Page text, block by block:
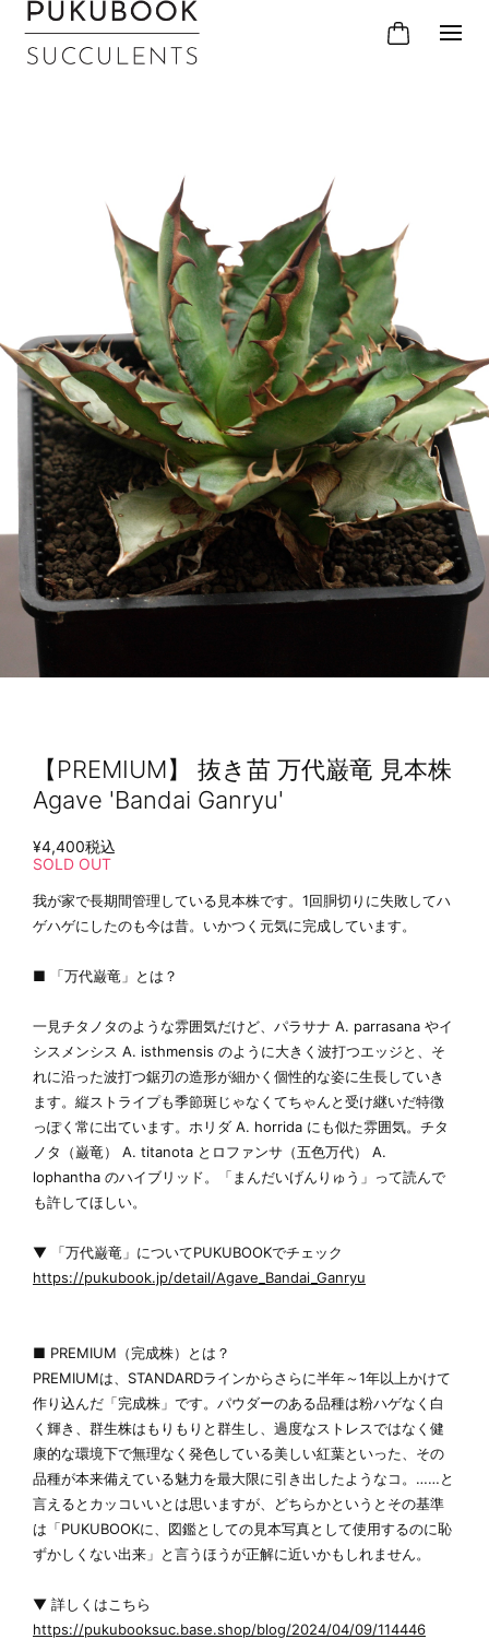
【PREMIUM】 抜き苗 万代巌竜 見本株
Agave 'Bandai Ganryu'
¥4,400税込
SOLD OUT
我が家で長期間管理している見本株です。1回胴切りに失敗してハ
ゲハゲにしたのも今は昔。いかつく元気に完成しています。
■ 「万代巌竜」とは？
一見チタノタのような雰囲気だけど、パラサナ A. parrasana やイ
シスメンシス A. isthmensis のように大きく波打つエッジと、そ
れに沿った波打つ鋸刃の造形が細かく個性的な姿に生長していき
ます。縦ストライプも季節斑じゃなくてちゃんと受け継いだ特徴
っぽく常に出ています。ホリダ A. horrida にも似た雰囲気。チタ
ノタ（巌竜） A. titanota とロファンサ（五色万代） A.
lophantha のハイブリッド。「まんだいげんりゅう」って読んで
も許してほしい。
▼ 「万代巌竜」についてPUKUBOOKでチェック
https://pukubook.jp/detail/Agave_Bandai_Ganryu
■ PREMIUM（完成株）とは？
PREMIUMは、STANDARDラインからさらに半年～1年以上かけて
作り込んだ「完成株」です。パウダーのある品種は粉ハゲなく白
く輝き、群生株はもりもりと群生し、過度なストレスではなく健
康的な環境下で無理なく発色している美しい紅葉といった、その
品種が本来備えている魅力を最大限に引き出したようなコ。……と
言えるとカッコいいとは思いますが、どちらかというとその基準
は「PUKUBOOKに、図鑑としての見本写真として使用するのに恥
ずかしくない出来」と言うほうが正解に近いかもしれません。
▼ 詳しくはこちら
https://pukubooksuc.base.shop/blog/2024/04/09/114446